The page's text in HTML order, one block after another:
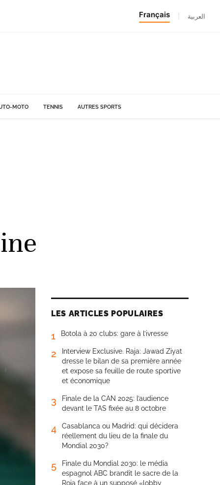
Français العربية
MOTO TENNIS AUTRES SPORTS
LES ARTICLES POPULAIRES
1 Botola à 20 clubs: gare à l’ivresse
2
Interview Exclusive. Raja: Jawad Ziyat
dresse le bilan de sa première année
et expose sa feuille de route sportive
et économique
3
Finale de la CAN 2025: l’audience
devant le TAS fixée au 8 octobre
4
Casablanca ou Madrid: qui décidera
réellement du lieu de la finale du
Mondial 2030?
5
Finale du Mondial 2030: le média
espagnol ABC brandit le sacre de la
Roja face à un supposé «lobby